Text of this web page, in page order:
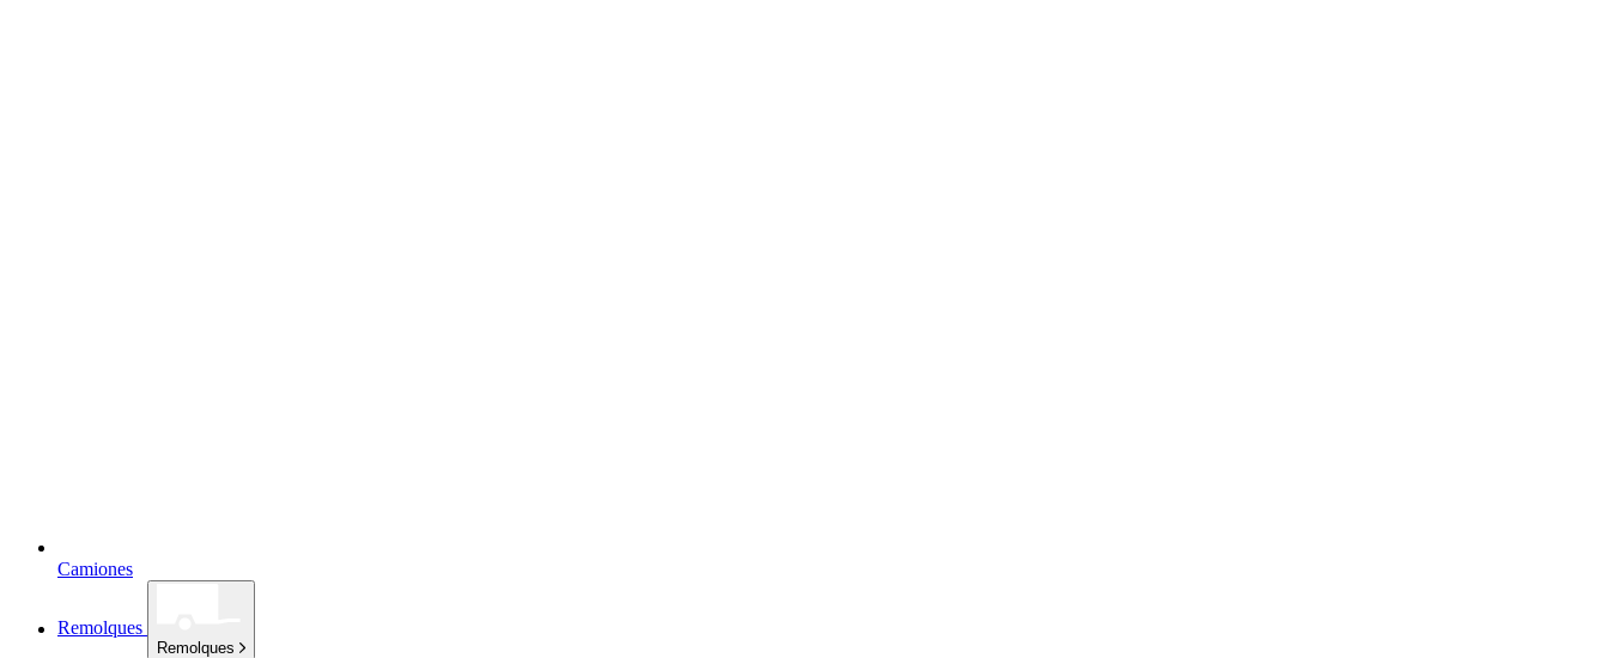
Camiones
Remolques
Remolques